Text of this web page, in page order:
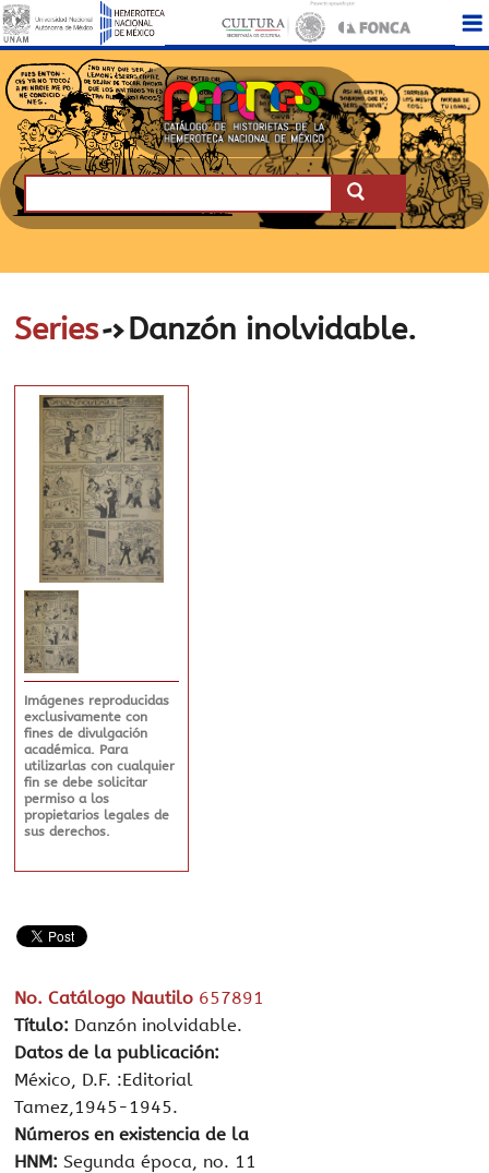
Series->Danzón inolvidable.
Imágenes reproducidas
exclusivamente con
fines de divulgación
académica. Para
utilizarlas con cualquier
fin se debe solicitar
permiso a los
propietarios legales de
sus derechos.
No. Catálogo Nautilo 657891
Título: Danzón inolvidable.
Datos de la publicación:
México, D.F. :Editorial
Tamez,1945-1945.
Números en existencia de la
HNM: Segunda época, no. 11